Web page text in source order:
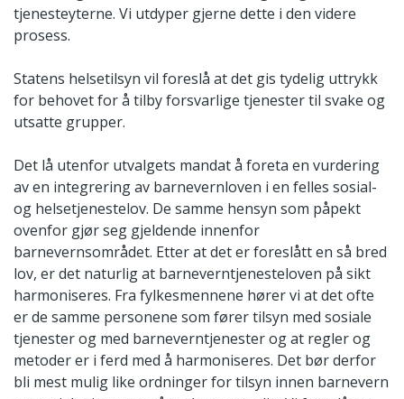
tjenesteyterne. Vi utdyper gjerne dette i den videre
prosess.
Statens helsetilsyn vil foreslå at det gis tydelig uttrykk
for behovet for å tilby forsvarlige tjenester til svake og
utsatte grupper.
Det lå utenfor utvalgets mandat å foreta en vurdering
av en integrering av barnevernloven i en felles sosial-
og helsetjenestelov. De samme hensyn som påpekt
ovenfor gjør seg gjeldende innenfor
barnevernsområdet. Etter at det er foreslått en så bred
lov, er det naturlig at barneverntjenesteloven på sikt
harmoniseres. Fra fylkesmennene hører vi at det ofte
er de samme personene som fører tilsyn med sosiale
tjenester og med barneverntjenester og at regler og
metoder er i ferd med å harmoniseres. Det bør derfor
bli mest mulig like ordninger for tilsyn innen barnevern